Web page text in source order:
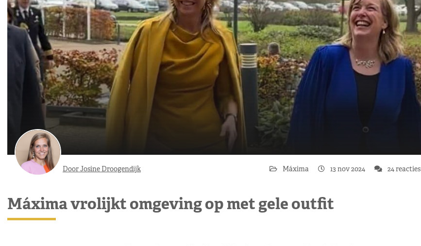
Door Josine Droogendijk Máxima 13 nov 2024 24 reacties
Máxima vrolijkt omgeving op met gele outfit